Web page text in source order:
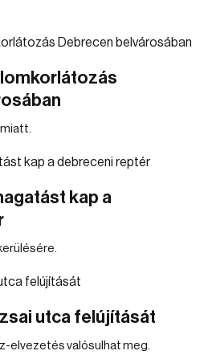
kap a
utca felújítását
elvezetés valósulhat meg.